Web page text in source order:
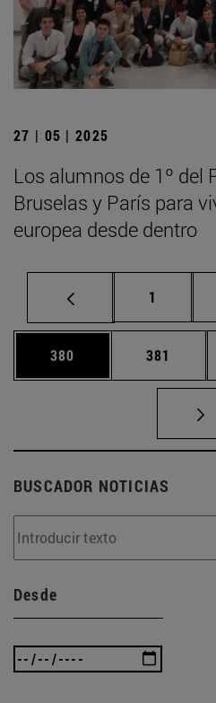
27 | 05 | 2025
Los alumnos de 1º del
Bruselas y París para
europea desde dentro
Página
1
Página
380 Página
381
BUSCADOR NOTICIAS
Desde